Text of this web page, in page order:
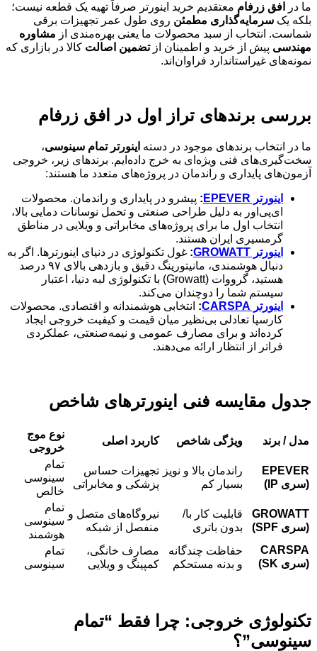
ما در افق زرفام معتقدیم خرید اینورتر صرفاً تهیه یک قطعه نیست؛
بلکه یک سرمایه‌گذاری مطمئن روی طول عمر تجهیزات برقی
شماست. انتخاب از سبد محصولات ما یعنی بهره‌مندی از مشاوره
مهندسی پیش از خرید و اطمینان ازتضمین اصالت کالا در بازاری که
نمونه‌های غیراستاندارد فراوان‌اند.
بررسی برندهای تراز اول در افق زرفام
ما در انتخاب برندهای موجود در دسته اینورتر تمام سینوسی،
سخت‌گیری‌های فنی ویژه‌ای به خرج داده‌ایم. برندهای زیر، خروجی
آزمون‌های پایداری و راندمان در پروژه‌های متعدد ما هستند:
اینورتر EPEVER : پیشرو در پایداری و راندمان. محصولات
ای‌پی‌اور به دلیل طراحی صنعتی و تحمل نوسانات دمایی بالا،
انتخاب اول ما برای پروژه‌های مخابراتی و ویلایی در مناطق
گرمسیری ایران هستند.
اینورتر GROWATT
: غول تکنولوژی در دنیای اینورترها. اگر به
دنبال هوشمندی، مانیتورینگ دقیق و بازدهی بالای ۹۷ درصد
هستید، گرووات (Growatt) با تکنولوژی لبه دنیا، اعتبار
سیستم شما را دوچندان می‌کند.
اینورتر CARSPA
: انتخابی هوشمندانه و اقتصادی. محصولات
کارسپا تعادلی بی‌نظیر میان قیمت و کیفیت خروجی ایجاد
کرده‌اند و برای مصارف عمومی و نیمه‌صنعتی، عملکردی
فراتر از انتظار ارائه می‌دهند.
جدول مقایسه فنی اینورترهای شاخص
مدل / برند ویژگی شاخص کاربرد اصلی
نوع موج
خروجی
EPEVER
(سری
راندمان بالا و نویز
بسیار کم
تجهیزات حساس
پزشکی و مخابراتی
تمام
سینوسی
خالص
GROWATT
(سری
قابلیت کار با/
بدون باتری
نیروگاه‌های متصل و
منفصل از شبکه
تمام
سینوسی
هوشمند
CARSPA
(سری
حفاظت چندگانه
و بدنه مستحکم
مصارف خانگی،
کمپینگ و ویلایی
تمام
سینوسی
تکنولوژی خروجی: چرا فقط “تمام
سینوسی”؟